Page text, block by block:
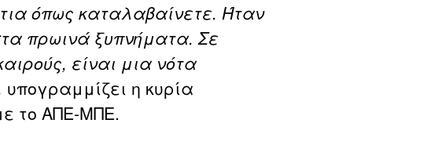
όπως καταλαβαίνετε. Ήταν
πρωινά ξυπνήματα. Σε
είναι μια νότα
υπογραμμίζει η κυρία
το ΑΠΕ-ΜΠΕ.